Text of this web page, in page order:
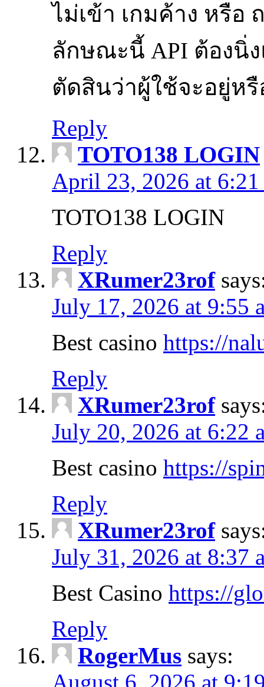
ไม่เข้า เกมค้าง หรื
ลักษณะนี้ API ต้องนิ่ง
ตัดสินว่าผู้ใช้จะอยู่ห
Reply
TOTO138 LOGIN
April 23, 2026 at 6:21
TOTO138 LOGIN
Reply
XRumer23rof
July 17, 2026 at 9:55
Best casino https://
Reply
XRumer23rof
July 20, 2026 at 6:22
Best casino https://
Reply
XRumer23rof
July 31, 2026 at 8:37
Best Casino https://
Reply
RogerMus says:
August 6, 2026 at